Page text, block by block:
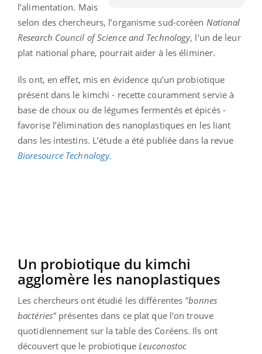
l’alimentation. Mais
selon des chercheurs, l’organisme sud-coréen National
Research Council of Science and Technology, l’un de leur
plat national phare, pourrait aider à les éliminer.
Ils ont, en effet, mis en évidence qu’un probiotique
présent dans le kimchi - recette couramment servie à
base de choux ou de légumes fermentés et épicés -
favorise l’élimination des nanoplastiques en les liant
dans les intestins. L’étude a été publiée dans la revue
Bioresource Technology.
Un probiotique du kimchi
agglomère les nanoplastiques
Les chercheurs ont étudié les différentes "bonnes
bactéries" présentes dans ce plat que l'on trouve
quotidiennement sur la table des Coréens. Ils ont
découvert que le probiotique Leuconostoc